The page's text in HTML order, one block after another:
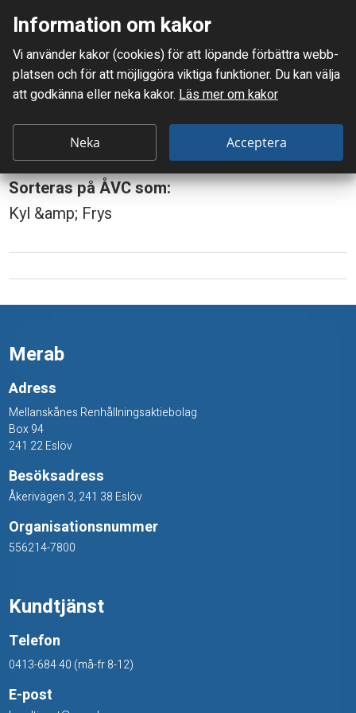
Mellanskånes Renhållnings AB
Du är här: Air Conditioner = AC
A
r
C
o
n
d
i
o
n
e
=
A
Air Conditioner = AC
Sorteras på ÅVC som:
Kyl &amp; Frys
Merab
Adress
Mellanskånes Renhållningsaktiebolag
Box 94
241 22 Eslöv
Besöksadress
Åkerivägen 3, 241 38 Eslöv
Organisationsnummer
556214-7800
Kundtjänst
Telefon
0413-684 40 (må-fr 8-12)
E-post
Information om kakor
Vi använder kakor (cookies) för att löpande förbättra webb­
platsen och för att möjlig­göra viktiga funktioner. Du kan välja
att godkänna eller neka kakor. Läs mer om kakor
Neka Acceptera